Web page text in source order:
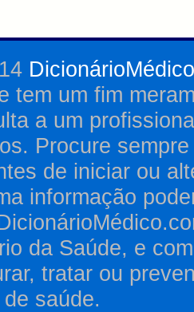
tem um fim
a um
Procure
de iniciar ou
informação
da Saúde, e
tratar ou
saúde.